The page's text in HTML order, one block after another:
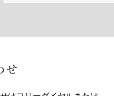
せ